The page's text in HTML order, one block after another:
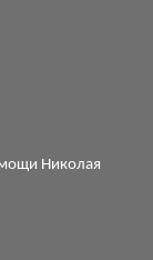
Николая